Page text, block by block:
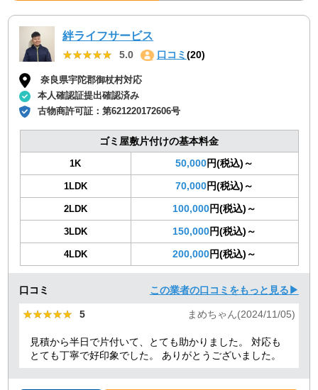
絆ライフサービス
★★★★★
★★★★★ 5.0 口コミ (20)
奈良県宇陀郡御杖村対応
本人確認証提出確認済み
古物商許可証：第621220172606号
ゴミ屋敷片付けの基本料金
1K 50,000円(税込)～
1LDK 70,000円(税込)～
2LDK 100,000円(税込)～
3LDK 150,000円(税込)～
4LDK 200,000円(税込)～
口コミ この業者の口コミをもっと見る▶
★★★★★
★★★★★ 5 まめちゃん(2024/11/05)
見積から半日で片付いて、とても助かりました。 対応も
とても丁寧で好印象でした。 ありがとうございました。